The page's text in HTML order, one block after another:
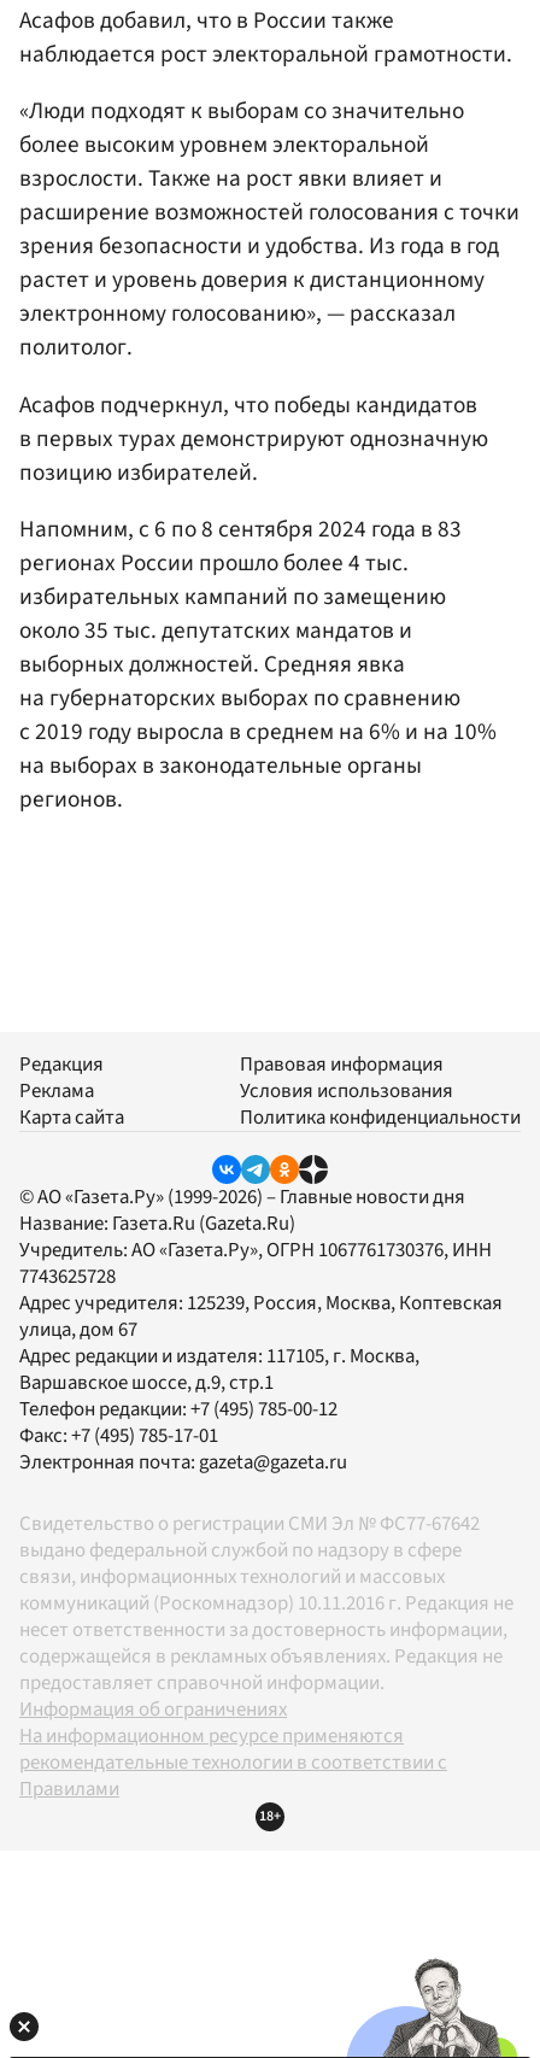
Асафов добавил, что в России также
наблюдается рост электоральной грамотности.
«Люди подходят к выборам со значительно
более высоким уровнем электоральной
взрослости. Также на рост явки влияет и
расширение возможностей голосования с точки
зрения безопасности и удобства. Из года в год
растет и уровень доверия к дистанционному
электронному голосованию», — рассказал
политолог.
Асафов подчеркнул, что победы кандидатов
в первых турах демонстрируют однозначную
позицию избирателей.
Напомним, с 6 по 8 сентября 2024 года в 83
регионах России прошло более 4 тыс.
избирательных кампаний по замещению
около 35 тыс. депутатских мандатов и
выборных должностей. Средняя явка
на губернаторских выборах по сравнению
с 2019 году выросла в среднем на 6% и на 10%
на выборах в законодательные органы
регионов.
Редакция
Реклама
Карта сайта
Правовая информация
Условия использования
Политика конфиденциальности
© АО «Газета.Ру» (1999-2026) – Главные новости дня
Название: Газета.Ru (Gazeta.Ru)
Учредитель:АО «Газета.Ру», ОГРН 1067761730376, ИНН
7743625728
Адрес учредителя: 125239, Россия, Москва, Коптевская
улица, дом 67
Адрес редакции и издателя: 117105, г. Москва,
Варшавское шоссе, д.9, стр.1
Телефон редакции:+7 (495) 785-00-12
Факс:+7 (495) 785-17-01
Электронная почта:gazeta@gazeta.ru
Свидетельство о регистрации СМИ Эл № ФС77-67642
выдано федеральной службой по надзору в сфере
связи, информационных технологий и массовых
коммуникаций (Роскомнадзор) 10.11.2016 г. Редакция не
несет ответственности за достоверность информации,
содержащейся в рекламных объявлениях. Редакция не
предоставляет справочной информации.
Информация об ограничениях
На информационном ресурсе применяются
рекомендательные технологии в соответствии с
Правилами
18+